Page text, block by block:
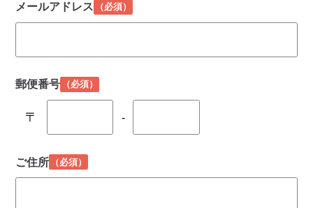
メールアドレス （必須）
郵便番号 （必須）
〒 -
ご住所 （必須）